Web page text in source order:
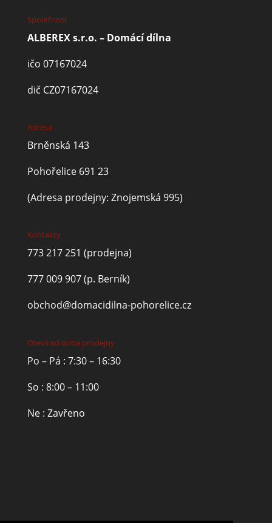
Společnost
ALBEREX s.r.o. – Domácí dílna
ičo 07167024
dič CZ07167024
Adresa
Brněnská 143
Pohořelice 691 23
(Adresa prodejny: Znojemská 995)
Kontakty
773 217 251 (prodejna)
777 009 907(p. Berník)
obchod@domacidilna-pohorelice.cz
Otevírací doba prodejny
Po – Pá : 7:30 – 16:30
So : 8:00 – 11:00
Ne : Zavřeno